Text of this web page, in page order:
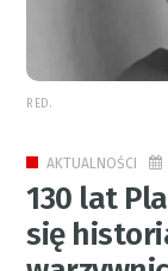
RED.
AKTUALNOŚCI
130 lat
się